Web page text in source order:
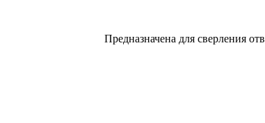
Предназначена для сверления